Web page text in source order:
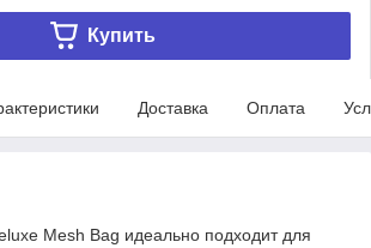
Купить
Доставка Оплата
Mesh Bag идеально подходит для